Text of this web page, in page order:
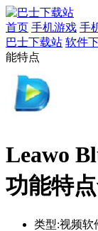
首页 手机游戏 手
巴士下载站 软件
能特点
Leawo
功能特
类型:视频软